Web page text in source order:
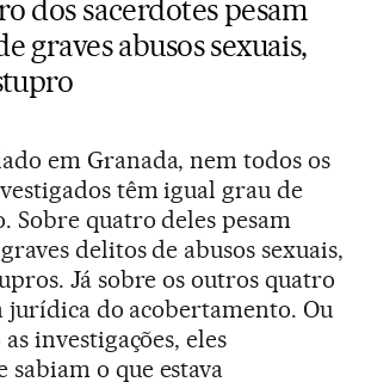
dos sacerdotes pesam
graves abusos sexuais,
em Granada, nem todos os
têm igual grau de
Sobre quatro deles pesam
delitos de abusos sexuais,
Já sobre os outros quatro
jurídica do acobertamento. Ou
investigações, eles
sabiam o que estava